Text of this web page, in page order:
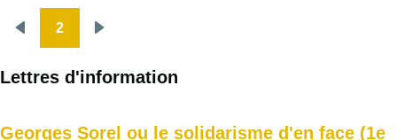
2
Lettres d'information
Georges Sorel ou le solidarisme d'en face (1e